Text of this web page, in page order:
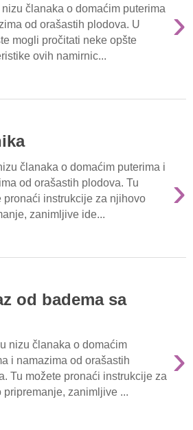
›
nizu članaka o domaćim puterima
od orašastih plodova. U
mogli pročitati neke opšte
ovih namirnic...
›
članaka o domaćim puterima i
od orašastih plodova. Tu
pronaći instrukcije za njihovo
zanimljive ide...
od badema sa
›
nizu članaka o domaćim
i namazima od orašastih
Tu možete pronaći instrukcije za
pripremanje, zanimljive ...